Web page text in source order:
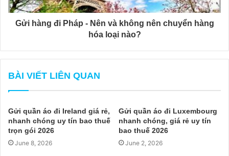
Gửi hàng đi Pháp - Nên và không nên chuyển hàng
hóa loại nào?
BÀI VIẾT LIÊN QUAN
Gửi quần áo đi Ireland giá rẻ,
nhanh chóng uy tín bao thuế
trọn gói 2026
June 8, 2026
Gửi quần áo đi Luxembourg
nhanh chóng, giá rẻ uy tín
bao thuế 2026
June 2, 2026